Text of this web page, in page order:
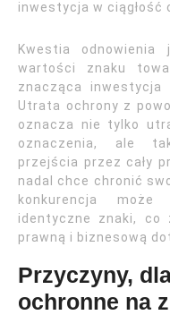
inwestycja w ciągłość
Kwestia
wartości znaku
znacząca inwestycja
Utrata ochrony z
oznacza nie tylko
oznaczenia, ale
przejścia przez cały
nadal chce chronić
konkurencja może
identyczne znaki, co
prawną i biznesową
Przyczyny,
ochronne na